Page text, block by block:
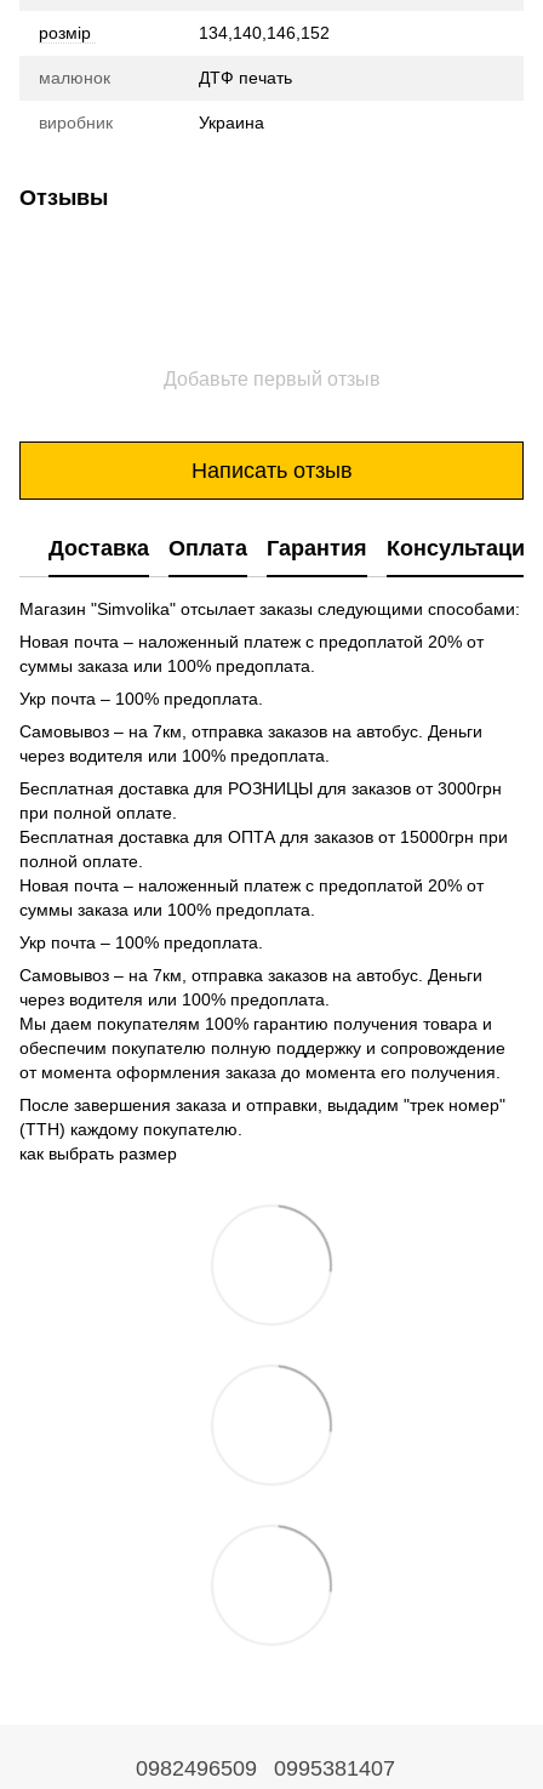
розмір 134,140,146,152
малюнок ДТФ печать
виробник Украина
Отзывы
Добавьте первый отзыв
Написать отзыв
Доставка Оплата Гарантия Консультация
Магазин "Simvolika" отсылает заказы следующими способами:
Новая почта – наложенный платеж с предоплатой 20% от
суммы заказа или 100% предоплата.
Укр почта – 100% предоплата.
Самовывоз – на 7км, отправка заказов на автобус. Деньги
через водителя или 100% предоплата.
Бесплатная доставка для РОЗНИЦЫ для заказов от 3000грн
при полной оплате.
Бесплатная доставка для ОПТА для заказов от 15000грн при
полной оплате.
Новая почта – наложенный платеж с предоплатой 20% от
суммы заказа или 100% предоплата.
Укр почта – 100% предоплата.
Самовывоз – на 7км, отправка заказов на автобус. Деньги
через водителя или 100% предоплата.
Мы даем покупателям 100% гарантию получения товара и
обеспечим покупателю полную поддержку и сопровождение
от момента оформления заказа до момента его получения.
После завершения заказа и отправки, выдадим "трек номер"
(ТТН) каждому покупателю.
как выбрать размер
0982496509 0995381407